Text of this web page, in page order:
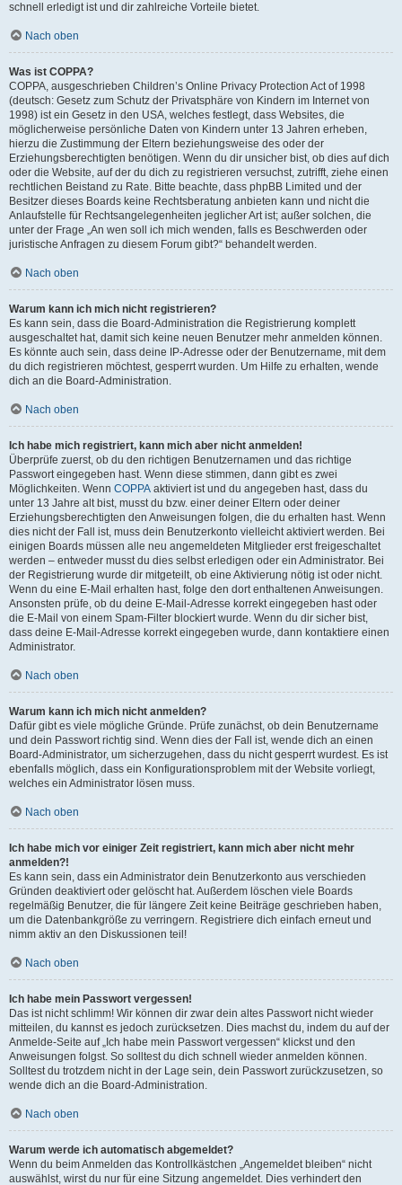
schnell erledigt ist und dir zahlreiche Vorteile bietet.
Nach oben
Was ist COPPA?
COPPA, ausgeschrieben Children’s Online Privacy Protection Act of 1998
(deutsch: Gesetz zum Schutz der Privatsphäre von Kindern im Internet von
1998) ist ein Gesetz in den USA, welches festlegt, dass Websites, die
möglicherweise persönliche Daten von Kindern unter 13 Jahren erheben,
hierzu die Zustimmung der Eltern beziehungsweise des oder der
Erziehungsberechtigten benötigen. Wenn du dir unsicher bist, ob dies auf dich
oder die Website, auf der du dich zu registrieren versuchst, zutrifft, ziehe einen
rechtlichen Beistand zu Rate. Bitte beachte, dass phpBB Limited und der
Besitzer dieses Boards keine Rechtsberatung anbieten kann und nicht die
Anlaufstelle für Rechtsangelegenheiten jeglicher Art ist; außer solchen, die
unter der Frage „An wen soll ich mich wenden, falls es Beschwerden oder
juristische Anfragen zu diesem Forum gibt?“ behandelt werden.
Nach oben
Warum kann ich mich nicht registrieren?
Es kann sein, dass die Board-Administration die Registrierung komplett
ausgeschaltet hat, damit sich keine neuen Benutzer mehr anmelden können.
Es könnte auch sein, dass deine IP-Adresse oder der Benutzername, mit dem
du dich registrieren möchtest, gesperrt wurden. Um Hilfe zu erhalten, wende
dich an die Board-Administration.
Nach oben
Ich habe mich registriert, kann mich aber nicht anmelden!
Überprüfe zuerst, ob du den richtigen Benutzernamen und das richtige
Passwort eingegeben hast. Wenn diese stimmen, dann gibt es zwei
Möglichkeiten. Wenn COPPA aktiviert ist und du angegeben hast, dass du
unter 13 Jahre alt bist, musst du bzw. einer deiner Eltern oder deiner
Erziehungsberechtigten den Anweisungen folgen, die du erhalten hast. Wenn
dies nicht der Fall ist, muss dein Benutzerkonto vielleicht aktiviert werden. Bei
einigen Boards müssen alle neu angemeldeten Mitglieder erst freigeschaltet
werden – entweder musst du dies selbst erledigen oder ein Administrator. Bei
der Registrierung wurde dir mitgeteilt, ob eine Aktivierung nötig ist oder nicht.
Wenn du eine E-Mail erhalten hast, folge den dort enthaltenen Anweisungen.
Ansonsten prüfe, ob du deine E-Mail-Adresse korrekt eingegeben hast oder
die E-Mail von einem Spam-Filter blockiert wurde. Wenn du dir sicher bist,
dass deine E-Mail-Adresse korrekt eingegeben wurde, dann kontaktiere einen
Administrator.
Nach oben
Warum kann ich mich nicht anmelden?
Dafür gibt es viele mögliche Gründe. Prüfe zunächst, ob dein Benutzername
und dein Passwort richtig sind. Wenn dies der Fall ist, wende dich an einen
Board-Administrator, um sicherzugehen, dass du nicht gesperrt wurdest. Es ist
ebenfalls möglich, dass ein Konfigurationsproblem mit der Website vorliegt,
welches ein Administrator lösen muss.
Nach oben
Ich habe mich vor einiger Zeit registriert, kann mich aber nicht mehr
anmelden?!
Es kann sein, dass ein Administrator dein Benutzerkonto aus verschieden
Gründen deaktiviert oder gelöscht hat. Außerdem löschen viele Boards
regelmäßig Benutzer, die für längere Zeit keine Beiträge geschrieben haben,
um die Datenbankgröße zu verringern. Registriere dich einfach erneut und
nimm aktiv an den Diskussionen teil!
Nach oben
Ich habe mein Passwort vergessen!
Das ist nicht schlimm! Wir können dir zwar dein altes Passwort nicht wieder
mitteilen, du kannst es jedoch zurücksetzen. Dies machst du, indem du auf der
Anmelde-Seite auf „Ich habe mein Passwort vergessen“ klickst und den
Anweisungen folgst. So solltest du dich schnell wieder anmelden können.
Solltest du trotzdem nicht in der Lage sein, dein Passwort zurückzusetzen, so
wende dich an die Board-Administration.
Nach oben
Warum werde ich automatisch abgemeldet?
Wenn du beim Anmelden das Kontrollkästchen „Angemeldet bleiben“ nicht
auswählst, wirst du nur für eine Sitzung angemeldet. Dies verhindert den